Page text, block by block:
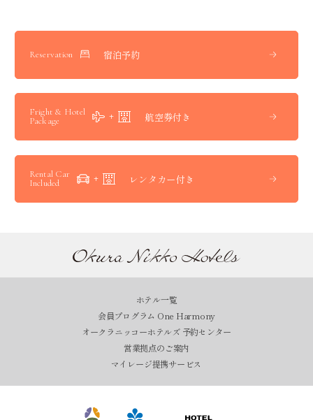
Reservation 宿泊予約
Fright & Hotel
Package
航空券付き
Rental Car
Included
レンタカー付き
ホテル一覧
会員プログラム One Harmony
オークラニッコーホテルズ 予約センター
営業拠点のご案内
マイレージ提携サービス